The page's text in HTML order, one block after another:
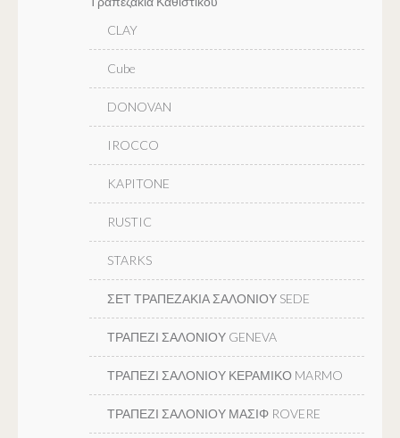
CLAY
Cube
DONOVAN
IROCCO
KAPITONE
RUSTIC
STARKS
ΣΕΤ ΤΡΑΠΕΖΑΚΙΑ ΣΑΛΟΝΙΟΥ SEDE
ΤΡΑΠΕΖΙ ΣΑΛΟΝΙΟΥ GENEVA
ΤΡΑΠΕΖΙ ΣΑΛΟΝΙΟΥ ΚΕΡΑΜΙΚΟ MARMO
ΤΡΑΠΕΖΙ ΣΑΛΟΝΙΟΥ ΜΑΣΙΦ ROVERE